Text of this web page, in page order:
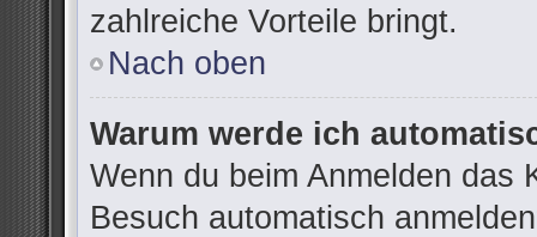
zahlreiche Vorteile bringt.
Nach oben
Warum werde ich
Wenn du beim Anmelden das
Besuch automatisch